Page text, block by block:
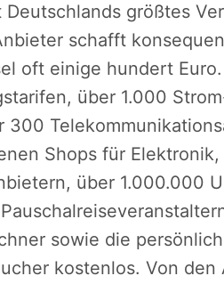
Deutschlands größtes
schafft
oft einige hundert
über 1.000
300
Shops für
über 1.000.000
sowie die
kostenlos. Von